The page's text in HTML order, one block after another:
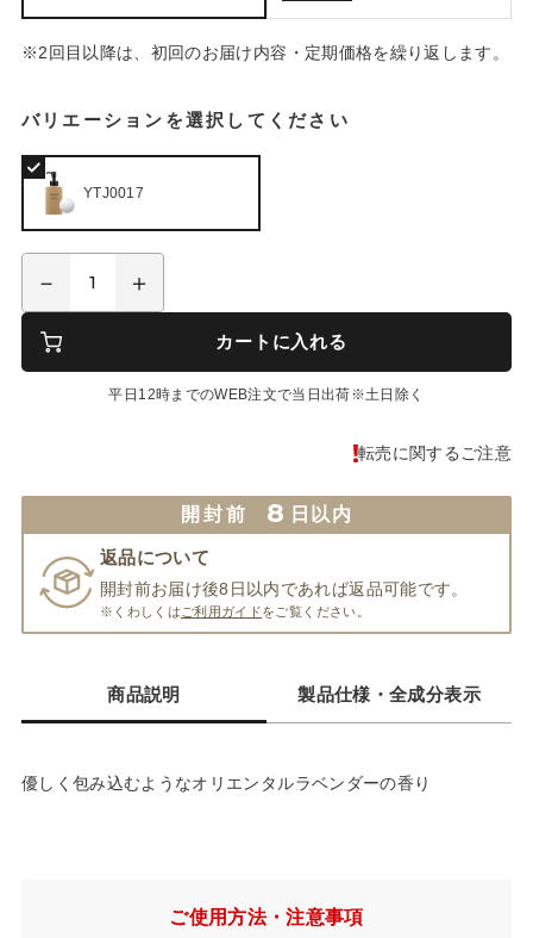
※2回目以降は、初回のお届け内容・定期価格を繰り返します。
バリエーションを選択してください
YTJ0017
カートに入れる
平日12時までのWEB注文で当日出荷※土日除く
転売に関するご注意
開封前 8 日以内
返品について
開封前お届け後8日以内であれば返品可能です。
※くわしくは ご利用ガイドをご覧ください。
商品説明 製品仕様・全成分表示
優しく包み込むようなオリエンタルラベンダーの香り
ご使用方法・注意事項